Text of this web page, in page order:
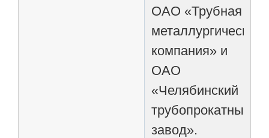
ОАО «Трубная
металлургическая
компания» и
ОАО
«Челябинский
трубопрокатный
завод».